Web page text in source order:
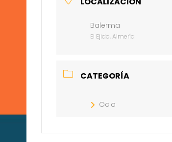
Balerma
El Ejido, Almería
CATEGORÍA
Ocio